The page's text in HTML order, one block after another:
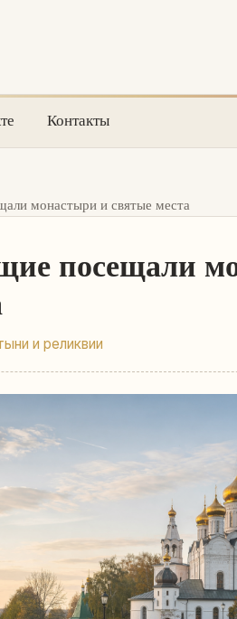
Контакты
монастыри и святые места
посещали
и реликвии